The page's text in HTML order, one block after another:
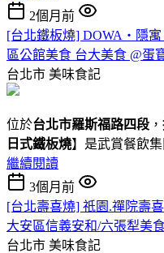
2個月前
[台北鐵板燒] DOWA・隱
區公館美食 台大美食 @蛋
台北市 美味食記
位於台北市羅斯福路四段 ，
日式鐵板燒】是武賞餐飲
繼續閱讀
3個月前
[台北壽喜燒] 祇園.禪院壽
大安區信義安和/六張犁美
台北市 美味食記